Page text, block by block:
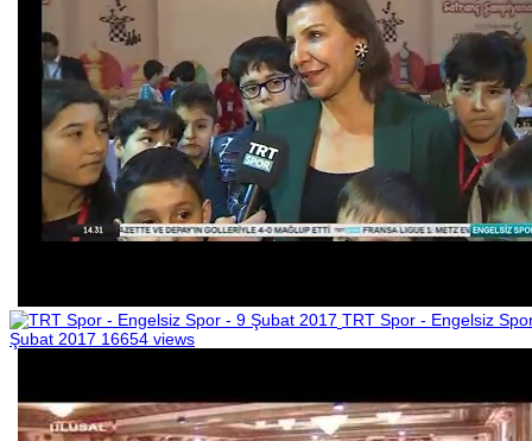
TRT Spor - Engelsiz
Şubat 2017 16654 views